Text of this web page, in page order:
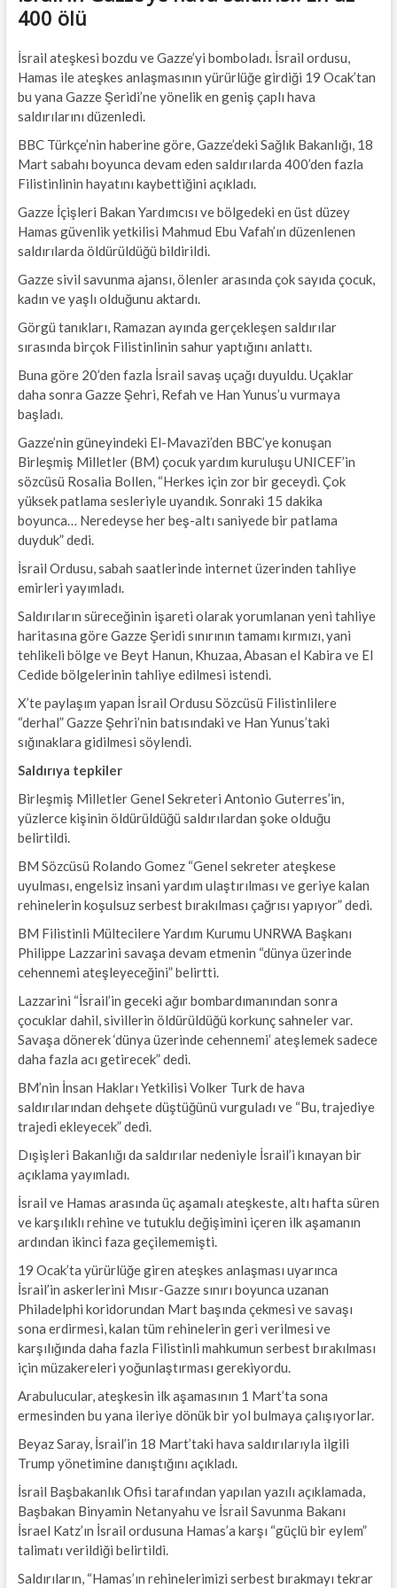
400 ölü
İsrail ateşkesi bozdu ve Gazze’yi bomboladı. İsrail ordusu,
Hamas ile ateşkes anlaşmasının yürürlüğe girdiği 19 Ocak’tan
bu yana Gazze Şeridi’ne yönelik en geniş çaplı hava
saldırılarını düzenledi.
BBC Türkçe’nin haberine göre, Gazze’deki Sağlık Bakanlığı, 18
Mart sabahı boyunca devam eden saldırılarda 400’den fazla
Filistinlinin hayatını kaybettiğini açıkladı.
Gazze İçişleri Bakan Yardımcısı ve bölgedeki en üst düzey
Hamas güvenlik yetkilisi Mahmud Ebu Vafah’ın düzenlenen
saldırılarda öldürüldüğü bildirildi.
Gazze sivil savunma ajansı, ölenler arasında çok sayıda çocuk,
kadın ve yaşlı olduğunu aktardı.
Görgü tanıkları, Ramazan ayında gerçekleşen saldırılar
sırasında birçok Filistinlinin sahur yaptığını anlattı.
Buna göre 20’den fazla İsrail savaş uçağı duyuldu. Uçaklar
daha sonra Gazze Şehri, Refah ve Han Yunus’u vurmaya
başladı.
Gazze’nin güneyindeki El-Mavazi’den BBC’ye konuşan
Birleşmiş Milletler (BM) çocuk yardım kuruluşu UNICEF’in
sözcüsü Rosalia Bollen, “Herkes için zor bir geceydi. Çok
yüksek patlama sesleriyle uyandık. Sonraki 15 dakika
boyunca… Neredeyse her beş-altı saniyede bir patlama
duyduk” dedi.
İsrail Ordusu, sabah saatlerinde internet üzerinden tahliye
emirleri yayımladı.
Saldırıların süreceğinin işareti olarak yorumlanan yeni tahliye
haritasına göre Gazze Şeridi sınırının tamamı kırmızı, yani
tehlikeli bölge ve Beyt Hanun, Khuzaa, Abasan el Kabira ve El
Cedide bölgelerinin tahliye edilmesi istendi.
X’te paylaşım yapan İsrail Ordusu Sözcüsü Filistinlilere
“derhal” Gazze Şehri’nin batısındaki ve Han Yunus’taki
sığınaklara gidilmesi söylendi.
Saldırıya tepkiler
Birleşmiş Milletler Genel Sekreteri Antonio Guterres’in,
yüzlerce kişinin öldürüldüğü saldırılardan şoke olduğu
belirtildi.
BM Sözcüsü Rolando Gomez “Genel sekreter ateşkese
uyulması, engelsiz insani yardım ulaştırılması ve geriye kalan
rehinelerin koşulsuz serbest bırakılması çağrısı yapıyor” dedi.
BM Filistinli Mültecilere Yardım Kurumu UNRWA Başkanı
Philippe Lazzarini savaşa devam etmenin “dünya üzerinde
cehennemi ateşleyeceğini” belirtti.
Lazzarini “İsrail’in geceki ağır bombardımanından sonra
çocuklar dahil, sivillerin öldürüldüğü korkunç sahneler var.
Savaşa dönerek ‘dünya üzerinde cehennemi’ ateşlemek sadece
daha fazla acı getirecek” dedi.
BM’nin İnsan Hakları Yetkilisi Volker Turk de hava
saldırılarından dehşete düştüğünü vurguladı ve “Bu, trajediye
trajedi ekleyecek” dedi.
Dışişleri Bakanlığı da saldırılar nedeniyle İsrail’i kınayan bir
açıklama yayımladı.
İsrail ve Hamas arasında üç aşamalı ateşkeste, altı hafta süren
ve karşılıklı rehine ve tutuklu değişimini içeren ilk aşamanın
ardından ikinci faza geçilememişti.
19 Ocak’ta yürürlüğe giren ateşkes anlaşması uyarınca
İsrail’in askerlerini Mısır-Gazze sınırı boyunca uzanan
Philadelphi koridorundan Mart başında çekmesi ve savaşı
sona erdirmesi, kalan tüm rehinelerin geri verilmesi ve
karşılığında daha fazla Filistinli mahkumun serbest bırakılması
için müzakereleri yoğunlaştırması gerekiyordu.
Arabulucular, ateşkesin ilk aşamasının 1 Mart’ta sona
ermesinden bu yana ileriye dönük bir yol bulmaya çalışıyorlar.
Beyaz Saray, İsrail’in 18 Mart’taki hava saldırılarıyla ilgili
Trump yönetimine danıştığını açıkladı.
İsrail Başbakanlık Ofisi tarafından yapılan yazılı açıklamada,
Başbakan Binyamin Netanyahu ve İsrail Savunma Bakanı
İsrael Katz’ın İsrail ordusuna Hamas’a karşı “güçlü bir eylem”
talimatı verildiği belirtildi.
Saldırıların, “Hamas’ın rehinelerimizi serbest bırakmayı tekrar